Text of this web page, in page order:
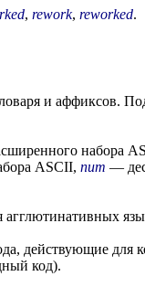
, rework, reworked.
и аффиксов.
набора
ASCII, num —
действующие
код).